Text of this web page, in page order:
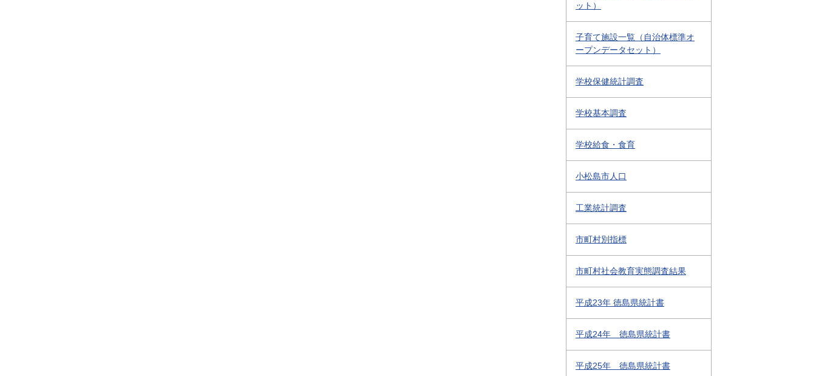
ット）
子育て施設一覧（自治体標準オ
ープンデータセット）
学校保健統計調査
学校基本調査
学校給食・食育
小松島市人口
工業統計調査
市町村別指標
市町村社会教育実態調査結果
平成23年 徳島県統計書
平成24年 徳島県統計書
平成25年 徳島県統計書